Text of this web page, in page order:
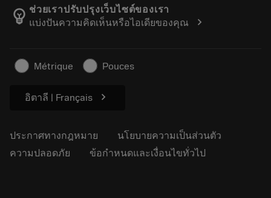
ติดตามคำสั่งซื้อของคุณ
ทำใบเสนอราคา
Manufacturing Wellness
อาชีพ
บทความ
สำหรับสื่อมวลชน
emoji_objects ช่วยเราปรับปรุงเว็บไซต์ของเรา
แบ่งปันความคิดเห็นหรือไอเดียของคุณ
chevron_right
Métrique Pouces
อิตาลี | Français chevron_right
ประกาศทางกฎหมาย
นโยบายความเป็นส่วนตัว
ความปลอดภัย
ข้อกำหนดและเงื่อนไขทั่วไป